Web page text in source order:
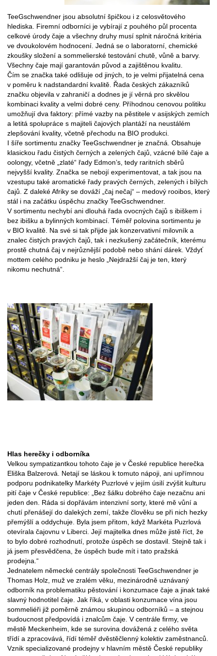
TeeGschwendner jsou absolutní špičkou i z celosvětového
hlediska. Firemní odborníci je vybírají z pouhého půl procenta
celkové úrody čaje a všechny druhy musí splnit náročná kritéria
ve dvoukolovém hodnocení. Jedná se o laboratorní, chemické
zkoušky složení a sommelierské testování chutě, vůně a barvy.
Všechny čaje mají garantován původ a zajištěnou kvalitu.
Čím se značka také odlišuje od jiných, to je velmi přijatelná cena
v poměru k nadstandardní kvalitě. Řada českých zákazníků
značku objevila v zahraničí a dodnes je jí věrná pro skvělou
kombinaci kvality a velmi dobré ceny. Příhodnou cenovou politiku
umožňují dva faktory: přímé vazby na pěstitele v asijských zemích
a letitá spolupráce s majiteli čajových plantáží na neustálém
zlepšování kvality, včetně přechodu na BIO produkci.
I šíře sortimentu značky TeeGschwendner je značná. Obsahuje
klasickou řadu čistých černých a zelených čajů, vzácné bílé čaje a
oolongy, včetně „zlaté“ řady Edmon’s, tedy raritních sběrů
nejvyšší kvality. Značka se nebojí experimentovat, a tak jsou na
vzestupu také aromatické řady pravých černých, zelených i bílých
čajů. Z daleké Afriky se dováží „čaj nečaj“ – medový rooibos, který
stál i na začátku úspěchu značky TeeGschwendner.
V sortimentu nechybí ani dlouhá řada ovocných čajů s ibiškem i
bez ibišku a bylinných kombinací. Téměř polovina sortimentu je
v BIO kvalitě. Na své si tak přijde jak konzervativní milovník a
znalec čistých pravých čajů, tak i nezkušený začátečník, kterému
prostě chutná čaj v nejrůznější podobě nebo shání dárek. Vždyť
mottem celého podniku je heslo „Nejdražší čaj je ten, který
nikomu nechutná“.
Hlas herečky i odborníka
Velkou sympatizantkou tohoto čaje je v České republice herečka
Eliška Balzerová. Netají se láskou k tomuto nápoji, ani upřímnou
podporu podnikatelky Markéty Puzrlové v jejím úsilí zvýšit kulturu
pití čaje v České republice: „Bez šálku dobrého čaje nezačnu ani
jeden den. Ráda si dopřávám intenzivní sorty, které mě vůní a
chutí přenášejí do dalekých zemí, takže člověku se při nich hezky
přemýšlí a oddychuje. Byla jsem přitom, když Markéta Puzrlová
otevírala čajovnu v Liberci. Její majitelka dnes může jistě říct, že
to bylo dobré rozhodnutí, protože úspěch se dostavil. Stejně tak i
já jsem přesvědčena, že úspěch bude mít i tato pražská
prodejna.“
Jednatelem německé centrály společnosti TeeGschwendner je
Thomas Holz, muž ve zralém věku, mezinárodně uznávaný
odborník na problematiku pěstování i konzumace čaje a jinak také
slavný hodnotitel čaje. Jak říká, v oblasti konzumace vína jsou
sommeliéři již poměrně známou skupinou odborníků – a stejnou
budoucnost předpovídá i znalcům čaje. V centrále firmy, ve
městě Meckenheim, kde se surovina dovážená z celého světa
třídí a zpracovává, řídí téměř dvěstěčlenný kolektiv zaměstnanců.
Vznik specializované prodejny v hlavním městě České republiky